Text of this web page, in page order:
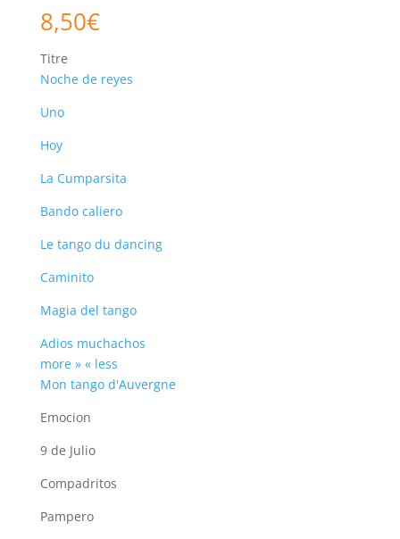
8,50€
Titre
Noche de reyes
Uno
Hoy
La Cumparsita
Bando caliero
Le tango du dancing
Caminito
Magia del tango
Adios muchachos
more » « less
Mon tango d'Auvergne
Emocion
9 de Julio
Compadritos
Pampero